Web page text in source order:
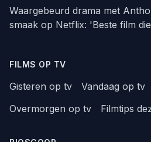
Waargebeurd drama met
smaak op Netflix: 'Beste film
FILMS OP TV
Gisteren op tv Vandaag op tv
Overmorgen op tv
Filmtips